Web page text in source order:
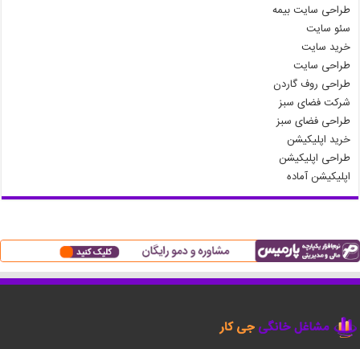
طراحی سایت بیمه
سئو سایت
خرید سایت
طراحی سایت
طراحی روف گاردن
شرکت فضای سبز
طراحی فضای سبز
خرید اپلیکیشن
طراحی اپلیکیشن
اپلیکیشن آماده